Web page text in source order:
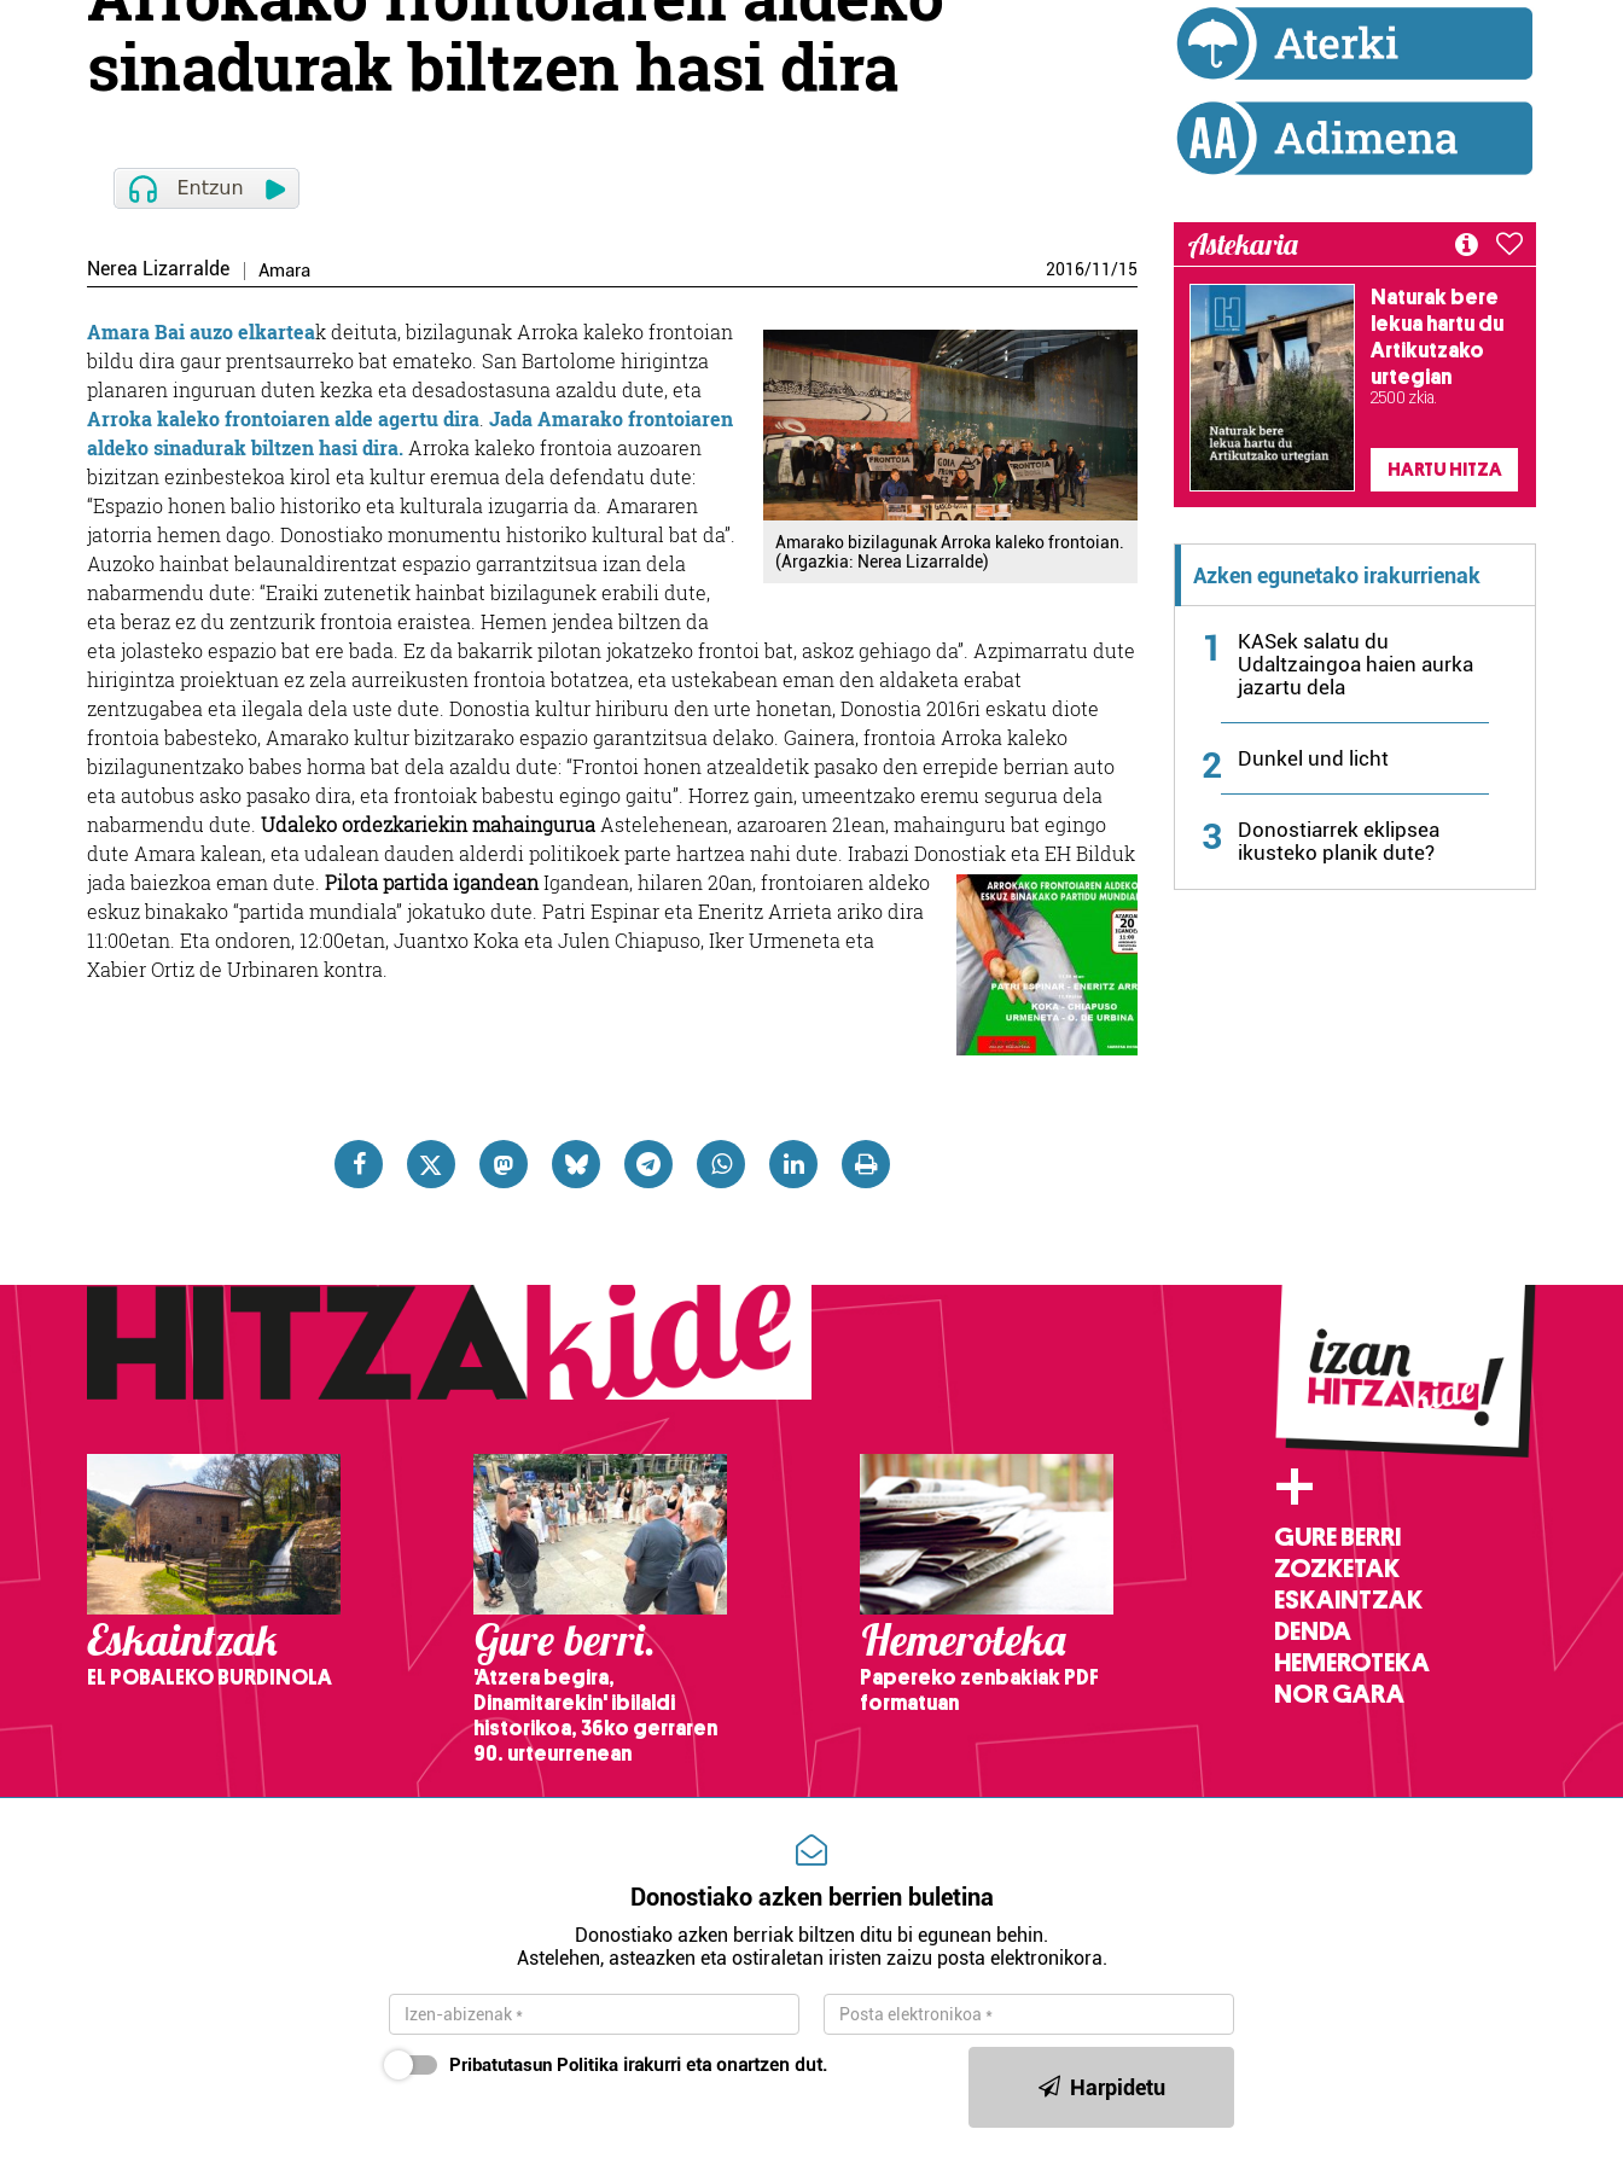
sinadurak biltzen hasi dira
Nerea Lizarralde Amara 2016/11/15
Amarako bizilagunak Arroka kaleko frontoian.
(Argazkia: Nerea Lizarralde)
Amara Bai auzo elkarteak deituta, bizilagunak Arroka kaleko frontoian
bildu dira gaur prentsaurreko bat emateko. San Bartolome hirigintza
planaren inguruan duten kezka eta desadostasuna azaldu dute, eta
Arroka kaleko frontoiaren alde agertu dira Jada Amarako frontoiaren
aldekosinadurak biltzen hasi dira. Arroka kaleko frontoia auzoaren
bizitzan ezinbestekoa kirol eta kultur eremua dela defendatu dute:
“Espazio honen balio historiko eta kulturala izugarria da. Amararen
jatorria hemen dago. Donostiako monumentu historiko kultural bat da”.
Auzoko hainbat belaunaldirentzat espazio garrantzitsua izan dela
nabarmendu dute: “Eraiki zutenetik hainbat bizilagunek erabili dute,
eta beraz ez du zentzurik frontoia eraistea. Hemen jendea biltzen da
eta jolasteko espazio bat ere bada. Ez da bakarrik pilotan jokatzeko frontoi bat, askoz gehiago da”. Azpimarratu dute
hirigintza proiektuan ez zela aurreikusten frontoia botatzea, eta ustekabean eman den aldaketa erabat
zentzugabea eta ilegala dela uste dute. Donostia kultur hiriburu den urte honetan, Donostia 2016ri eskatu diote
frontoia babesteko, Amarako kultur bizitzarako espazio garantzitsua delako. Gainera, frontoia Arroka kaleko
bizilagunentzako babes horma bat dela azaldu dute: “Frontoi honen atzealdetik pasako den errepide berrian auto
eta autobus asko pasako dira, eta frontoiak babestu egingo gaitu”. Horrez gain, umeentzako eremu segurua dela
nabarmendu dute. Udaleko ordezkariekin mahaingurua Astelehenean, azaroaren 21ean, mahainguru bat egingo
dute Amara kalean, eta udalean dauden alderdi politikoek parte hartzea nahi dute. Irabazi Donostiak eta EH Bilduk
jada baiezkoa eman dute. Pilota partida igandeanIgandean, hilaren 20an, frontoiaren aldeko
eskuz binakako “partida mundiala” jokatuko dute. Patri Espinar eta Eneritz Arrieta ariko dira
11:00etan. Eta ondoren, 12:00etan, Juantxo Koka eta Julen Chiapuso, Iker Urmeneta eta
Xabier Ortiz de Urbinaren kontra.
Astekaria
Naturak bere
lekua hartu du
Artikutzako
urtegian
2.500 zkia.
HARTU HITZA
Azken egunetako irakurrienak
1
KASek salatu du
Udaltzaingoa haien aurka
jazartu dela
2 Dunkel und licht
3
Donostiarrek eklipsea
ikusteko planik dute?
Eskaintzak
EL POBALEKO BURDINOLA
Gure berri.
'Atzera begira,
Dinamitarekin' ibilaldi
historikoa, 36ko gerraren
90. urteurrenean
Hemeroteka
Papereko zenbakiak PDF
formatuan
+
GURE BERRI
ZOZKETAK
ESKAINTZAK
DENDA
HEMEROTEKA
NOR GARA
Donostiako azken berrien buletina
Donostiako azken berriak biltzen ditu bi egunean behin.
Astelehen, asteazken eta ostiraletan iristen zaizu posta elektronikora.
Pribatutasun Politika irakurri eta onartzen dut.
Harpidetu